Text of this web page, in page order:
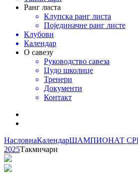
Ранг листа
Клупска ранг листа
Појединачне ранг листе
Клубови
Календар
О савезу
Руководство савеза
Џудо школице
Тренери
Документи
Контакт
НасловнаКалендарШАМПИОНАТ
2025Такмичари